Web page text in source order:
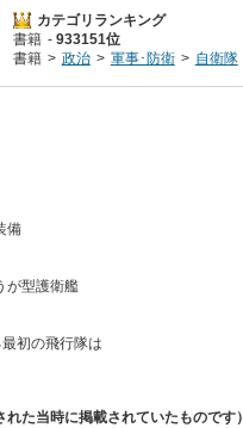
カテゴリランキング
書籍
933151位
書籍
政治 軍事･防衛 自衛隊
備
が型護衛艦
初の飛行隊は
た当時に掲載されていたものです）